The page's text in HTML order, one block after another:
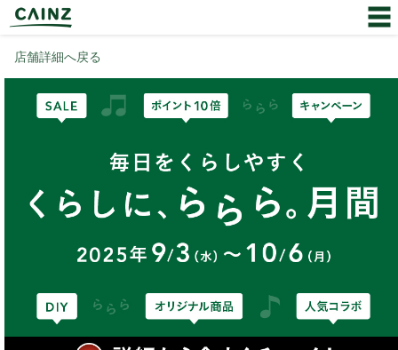
店舗詳細へ戻る